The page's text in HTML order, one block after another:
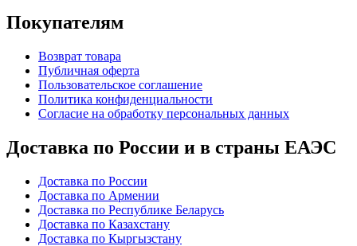
Покупателям
Возврат товара
Публичная оферта
Пользовательское соглашение
Политика конфиденциальности
Согласие на обработку персональных данных
Доставка по России и в страны ЕАЭС
Доставка по России
Доставка по Армении
Доставка по Республике Беларусь
Доставка по Казахстану
Доставка по Кыргызстану